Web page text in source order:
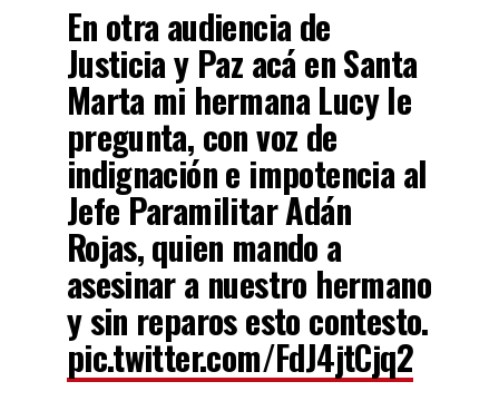
En otra audiencia de
Justicia y Paz acá en Santa
Marta mi hermana Lucy le
pregunta, con voz de
indignación e impotencia al
Jefe Paramilitar Adán
Rojas, quien mando a
asesinar a nuestro hermano
y sin reparos esto contesto.
pic.twitter.com/FdJ4jtCjq2